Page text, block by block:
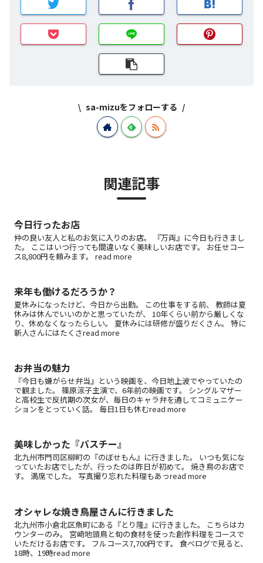
sa-mizuをフォローする
関連記事
今日行ったお店
仲の良い友人と私のお気に入りのお店。 『万両』に今日も行きまし
た。 ここはいつ行っても間違いなく美味しいお店です。 お任せコー
ス8,800円を頼みます。 read more
来年も働けるだろうか？
夏休みになったけど、今日から出勤。 この仕事をする前、 教師は夏
休みは休んでいいのかと思っていたが、 10年くらい前から厳しくな
り、休めなくなったらしい。 夏休みには研修が盛りだくさん。 特に
新人さんにはたくさread more
お弁当の魅力
『今日も嫌がらせ弁当』という映画を、今日地上波でやっていたの
で観ました。 篠原涼子主演で、6年前の映画です。 シングルマザー
と高校生で反抗期の次女が、毎日のキャラ弁を通してコミュニケー
ションをとっていく話。 毎日1日も休むread more
美味しかった『バスチー』
北九州市門司区柳町の『のぼせもん』に行きました。 いつも気にな
っていたお店でしたが、行ったのは昨日が初めて。 焼き鳥のお店で
す。 満席でした。 写真撮り忘れた料理もあっread more
オシャレな焼き鳥屋さんに行きました
北九州市小倉北区魚町にある『とり隆』に行きました。 こちらはカ
ウンターのみ。 宮崎地頭鳥と旬の食材を使った創作料理をコースで
いただけるお店です。 フルコース7,700円です。 食べログで見ると、
18時、19時read more